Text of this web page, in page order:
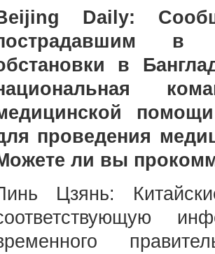
Daily:
в
в
проведения
ли вы
Цзянь: